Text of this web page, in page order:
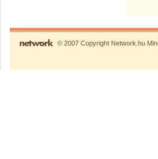
© 2007 Copyright Network.hu